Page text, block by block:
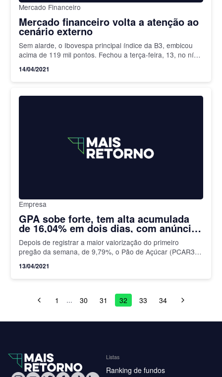
Mercado Financeiro
Mercado financeiro volta a atenção ao
cenário externo
Sem alarde, o Ibovespa principal índice da B3, embicou
acima de 119 mil pontos. Fechou a terça-feira, 13, no nível
14/04/2021
Empresa
GPA sobe forte, tem alta acumulada
de 16,04% em dois dias, com anúncio
de investimento em subsidiária
Depois de registrar a maior valorização do primeiro
pregão da semana, de 9,79%, o Pão de Açúcar (PCAR3)
de…
13/04/2021
1 … 30 31 32 33 34
Listas
Ranking de fundos